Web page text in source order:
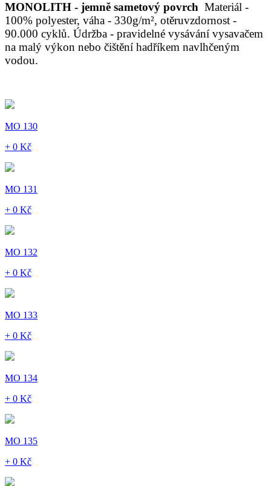
MONOLITH - jemně sametový povrch Materiál -
100% polyester, váha - 330g/m², otěruvzdornost -
90.000 cyklů. Údržba - pravidelné vysávání vysavačem
na malý výkon nebo čištění hadříkem navlhčeným
vodou.
MO 130
+ 0 Kč
MO 131
+ 0 Kč
MO 132
+ 0 Kč
MO 133
+ 0 Kč
MO 134
+ 0 Kč
MO 135
+ 0 Kč